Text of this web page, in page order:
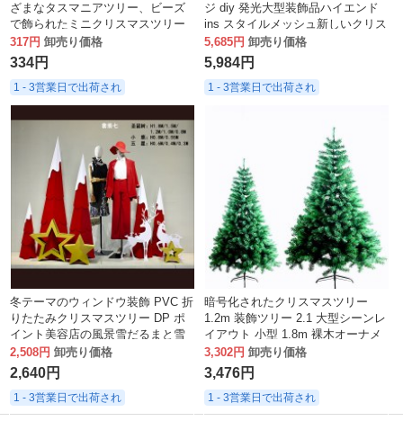
ざまなタスマニアツリー、ビーズ
で飾られたミニクリスマスツリー
12本、デスクトップオーナメント
12-19CM
317円 卸売り価格
334円
1 - 3営業日で出荷され
ジ diy 発光大型装飾品ハイエンド
ins スタイルメッシュ新しいクリス
マス装飾
5,685円 卸売り価格
5,984円
1 - 3営業日で出荷され
冬テーマのウィンドウ装飾 PVC 折
りたたみクリスマスツリー DP ポ
イント美容店の風景雪だるまと雪
の結晶の装飾品
2,508円 卸売り価格
2,640円
1 - 3営業日で出荷され
暗号化されたクリスマスツリー
1.2m 装飾ツリー 2.1 大型シーンレ
イアウト 小型 1.8m 裸木オーナメ
ント 3
3,302円 卸売り価格
3,476円
1 - 3営業日で出荷され